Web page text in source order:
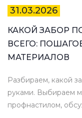
31.03.2026
КАКОЙ ЗАБОР
ВСЕГО:
МАТЕРИАЛОВ
Разбираем, какой
руками. Выбираем
профнастилом,